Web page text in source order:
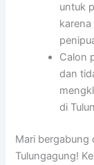
untuk
Calon
dan
di
Mari bergabung
Tulungagung!